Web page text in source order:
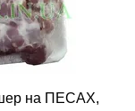
на ПЕСАХ,